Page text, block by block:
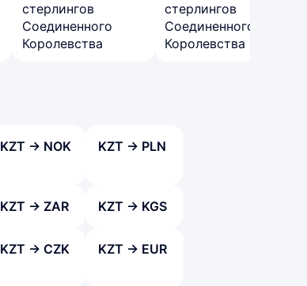
стерлингов
Соединенного
Королевства
стерлингов
Соединенного
Королевства
KZT → NOK KZT → PLN
KZT → ZAR KZT → KGS
KZT → CZK KZT → EUR